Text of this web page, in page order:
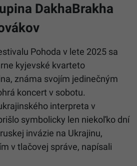
DakhaBrakha
Pohoda v lete 2025 sa
kyjevské kvarteto
známa svojím jedinečným
koncert v sobotu.
interpreta v
symbolicky len niekoľko dní
invázie na Ukrajinu,
v tlačovej správe, napísali